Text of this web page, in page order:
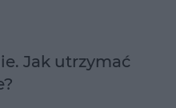
Jak utrzymać